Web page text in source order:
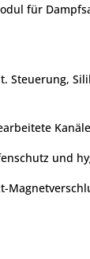
für
Steuerung,
und